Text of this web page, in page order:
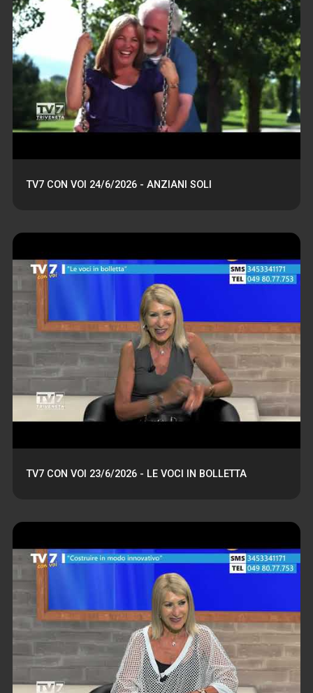
TV7 CON VOI 24/6/2026 - ANZIANI SOLI
TV7 CON VOI 23/6/2026 - LE VOCI IN BOLLETTA